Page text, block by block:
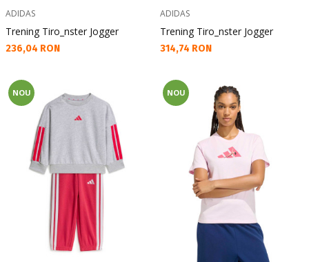
ADIDAS
Trening Tiro_nster Jogger
Текуща цена:
236,04 RON
ADIDAS
Trening Tiro_nster Jogger
Текуща цена:
314,74 RON
NOU NOU